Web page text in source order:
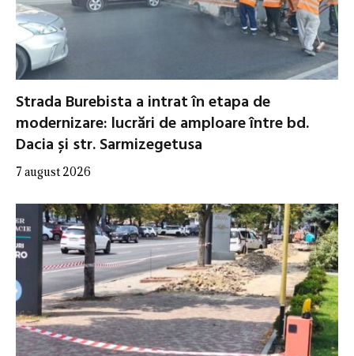
Strada Burebista a intrat în etapa de
modernizare: lucrări de amploare între bd.
Dacia și str. Sarmizegetusa
7 august 2026